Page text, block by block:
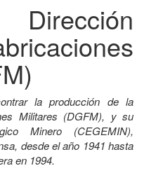
la producción de la
Militares (DGFM), y su
Minero (CEGEMIN),
desde el año 1941 hasta
en 1994.